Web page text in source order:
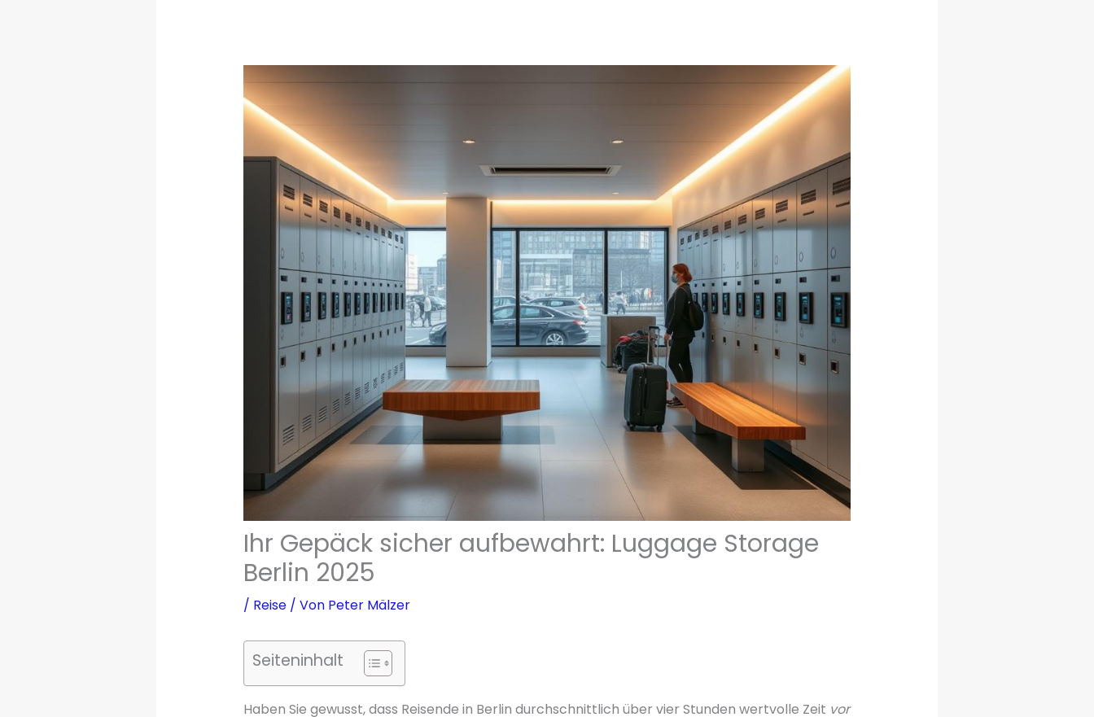
Ihr Gepäck sicher aufbewahrt: Luggage Storage
Berlin 2025
/ Reise/ Von Peter Mälzer
Seiteninhalt
Haben Sie gewusst, dass Reisende in Berlin durchschnittlich über vier Stunden wertvolle Zeit vor